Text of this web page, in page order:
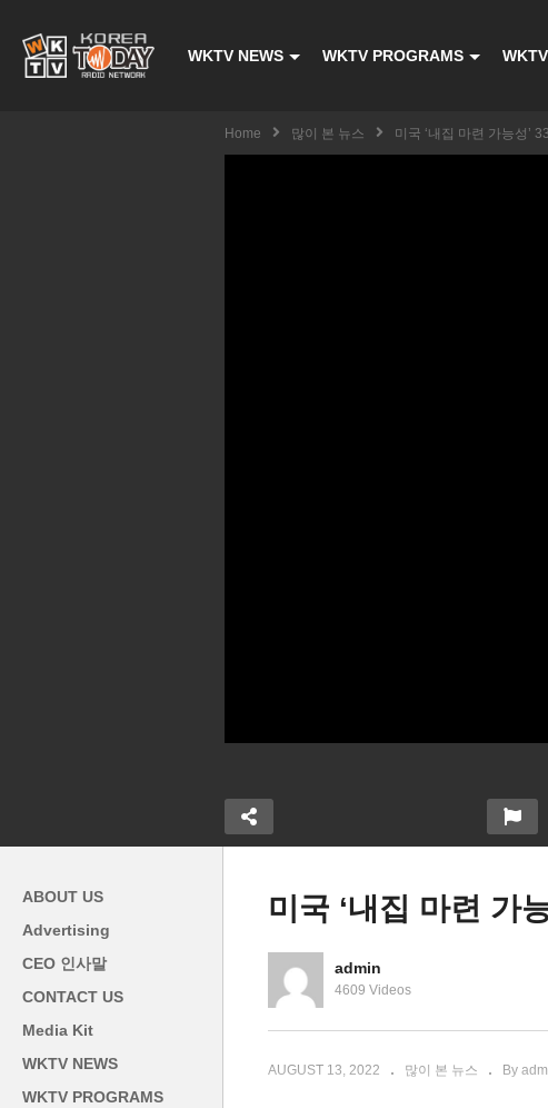
WKTV NEWS WKTV PROGRAMS
Home 많이 본 뉴스 미국 ‘내집 마련 가능성’
IRS 단속요원 증원돼도 중산
층, 중소업체 감사 강화 없다
ABOUT US
Advertising
CEO 인사말
CONTACT US
Media Kit
WKTV NEWS
WKTV PROGRAMS
미국 ‘내집 마련 가
admin
4609 Videos
AUGUST 13, 2022 많이 본 뉴스 By